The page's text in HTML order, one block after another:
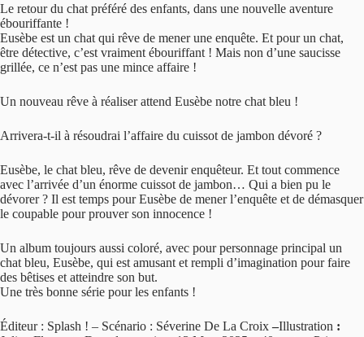
Le retour du chat préféré des enfants, dans une nouvelle aventure
ébouriffante !
Eusèbe est un chat qui rêve de mener une enquête. Et pour un chat,
être détective, c’est vraiment ébouriffant ! Mais non d’une saucisse
grillée, ce n’est pas une mince affaire !
Un nouveau rêve à réaliser attend Eusèbe notre chat bleu !
Arrivera-t-il à résoudrai l’affaire du cuissot de jambon dévoré ?
Eusèbe, le chat bleu, rêve de devenir enquêteur. Et tout commence
avec l’arrivée d’un énorme cuissot de jambon… Qui a bien pu le
dévorer ? Il est temps pour Eusèbe de mener l’enquête et de démasquer
le coupable pour prouver son innocence !
Un album toujours aussi coloré, avec pour personnage principal un
chat bleu, Eusèbe, qui est amusant et rempli d’imagination pour faire
des bêtises et atteindre son but.
Une très bonne série pour les enfants !
Éditeur : Splash ! – Scénario : Séverine De La Croix–Illustration :